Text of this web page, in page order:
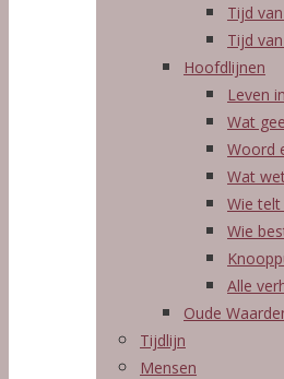
Tijd
Tijd
Hoofdlijnen
Leven
Wat
Woord
Wat
Wie
Wie
Alle
Oude
Tijdlijn
Mensen